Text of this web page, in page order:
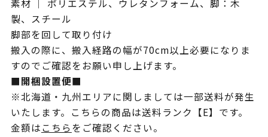
素材 ｜ ポリエステル、ウレタンフォーム、脚：木
製、スチール
脚部を回して取り付け
搬入の際に、搬入経路の幅が70cm以上必要になりま
すのでご確認をお願い申し上げます。
■開梱設置便■
※北海道・九州エリアに関しましては一部送料が発生
いたします。こちらの商品は送料ランク【E】です。
金額はこちらをご確認ください。